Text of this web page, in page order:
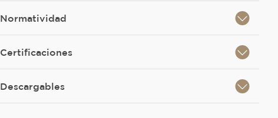
Normatividad
Certificaciones
Descargables